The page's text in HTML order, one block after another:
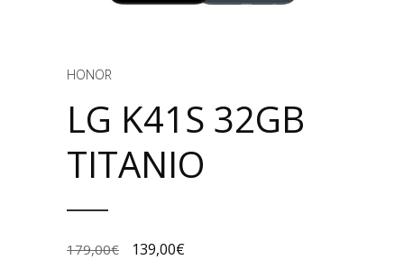
HONOR
LG K41S 32GB
TITANIO
179,00€ 139,00€